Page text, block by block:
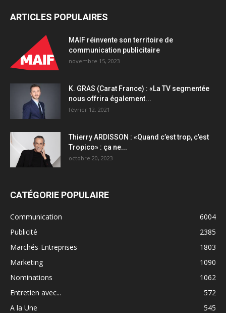
ARTICLES POPULAIRES
MAIF réinvente son territoire de
communication publicitaire
novembre 15, 2023
K. GRAS (Carat France) : «La TV segmentée
nous offrira également...
février 12, 2021
Thierry ARDISSON : «Quand c’est trop, c’est
Tropico» : ça ne...
octobre 20, 2023
CATÉGORIE POPULAIRE
Communication
6004
Publicité
2385
Marchés-Entreprises
1803
Marketing
1090
Nominations
1062
Entretien avec...
572
A la Une
545